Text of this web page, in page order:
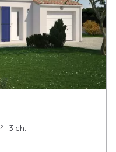
2
| 3 ch.